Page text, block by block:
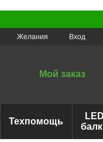
Желания Вход
Мой заказ
Техпомощь